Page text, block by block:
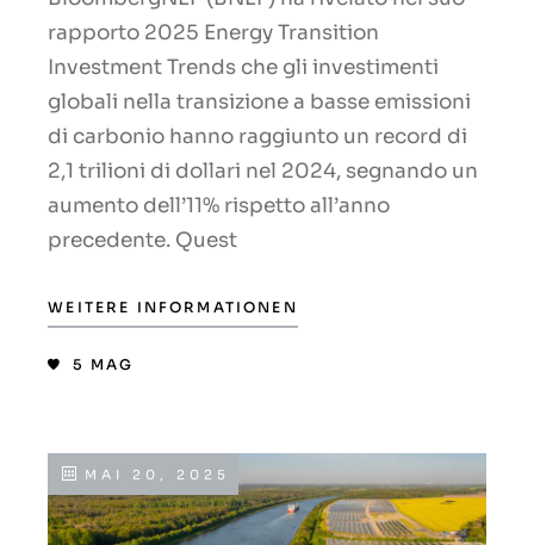
rapporto 2025 Energy Transition
Investment Trends che gli investimenti
globali nella transizione a basse emissioni
di carbonio hanno raggiunto un record di
2,1 trilioni di dollari nel 2024, segnando un
aumento dell’11% rispetto all’anno
precedente. Quest
WEITERE INFORMATIONEN
5 MAG
MAI 20, 2025